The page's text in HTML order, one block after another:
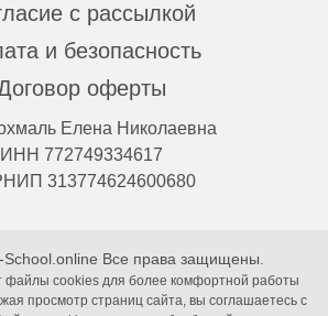
с рассылкой
и безопасность
оферты
Елена Николаевна
ИНН 772749334617
313774624600680
Все права защищены.
файлы cookies для более комфортной работы
просмотр страниц сайта, вы соглашаетесь с